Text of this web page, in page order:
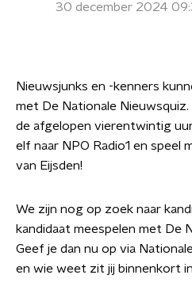
30 december 2024
Nieuwsjunks en -kenners
met De Nationale
de afgelopen vierentwintig
elf naar NPO Radio1 en speel
van Eijsden!
We zijn nog op zoek naar
kandidaat meespelen met De
Geef je dan nu op via
en wie weet zit jij binnenkort